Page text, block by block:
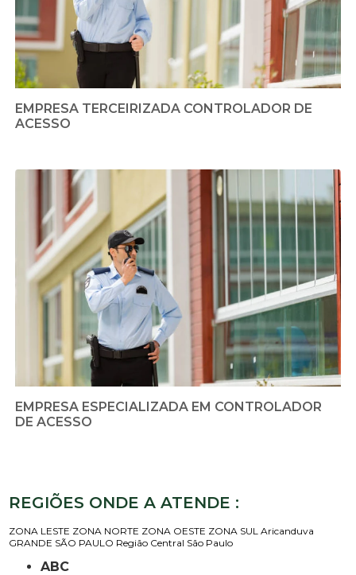
EMPRESA TERCEIRIZADA CONTROLADOR DE
ACESSO
EMPRESA ESPECIALIZADA EM CONTROLADOR
DE ACESSO
REGIÕES ONDE A ATENDE :
ZONA LESTE ZONA NORTE ZONA OESTE ZONA SUL Aricanduva
GRANDE SÃO PAULO Região Central São Paulo
ABC